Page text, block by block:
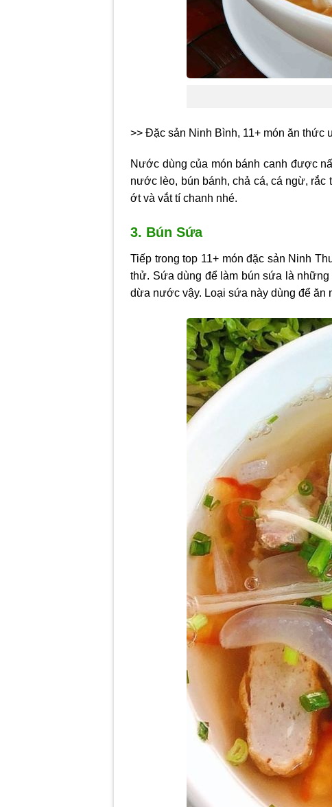
>> Đặc sản Ninh Bình, 11+ món ăn thức
Nước dùng của món bánh canh được
nước lèo, bún bánh, chả cá, cá ngừ, rắc
ớt và vắt tí chanh nhé.
3. Bún Sứa
Tiếp trong top 11+ món đặc sản Ninh
thử. Sứa dùng để làm bún sứa là
dừa nước vậy. Loại sứa này dùng để ăn